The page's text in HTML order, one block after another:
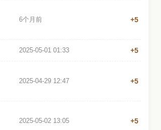
6个月前 +5
2025-05-01 01:33 +5
2025-04-29 12:47 +5
2025-05-02 13:05 +5